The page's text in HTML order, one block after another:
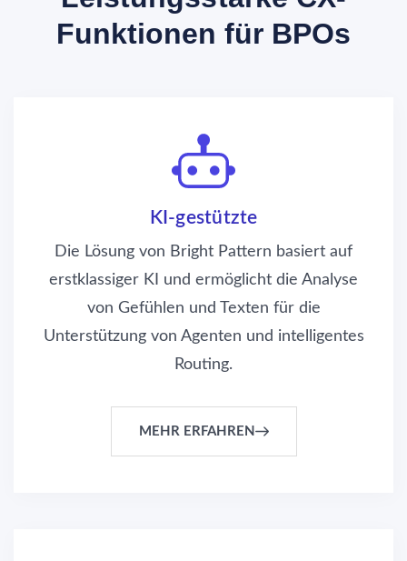
Funktionen für BPOs
KI-gestützte
Die Lösung von Bright Pattern basiert auf
erstklassiger KI und ermöglicht die Analyse
von Gefühlen und Texten für die
Unterstützung von Agenten und intelligentes
Routing.
MEHR ERFAHREN